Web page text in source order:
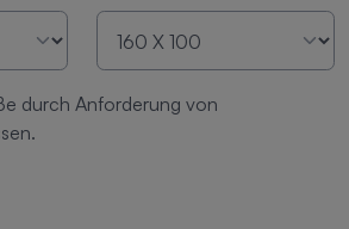
durch Anforderung von